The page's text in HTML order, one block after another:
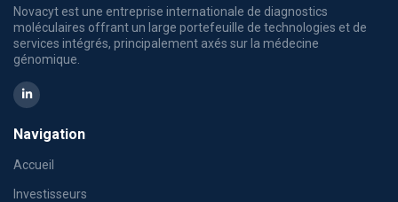
Novacyt est une entreprise internationale de diagnostics
moléculaires offrant un large portefeuille de technologies et de
services intégrés, principalement axés sur la médecine
génomique.
Navigation
Accueil
Investisseurs